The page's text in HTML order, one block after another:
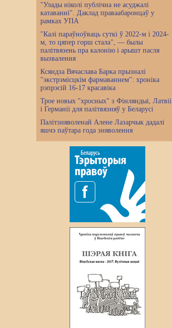
"Улады ніколі публічна не асуджалі
катаванні". Даклад праваабаронцаў у
рамках УПА
"Калі параўноўваць суткі ў 2022-м і 2024-
м, то цяпер горш стала", — былы
палітвязень пра калонію і арышт пасля
вызвалення
Ксяндза Вячаслава Барка прызналі
"экстрэмісцкім фармаваннем": хроніка
рэпрэсій 16-17 красавіка
Трое новых "хросных" з Фінляндыі, Латвіі
і Германіі для палітвязняў у Беларусі
Палітзняволенай Алене Лазарчык дадалі
яшчэ паўтара года зняволення